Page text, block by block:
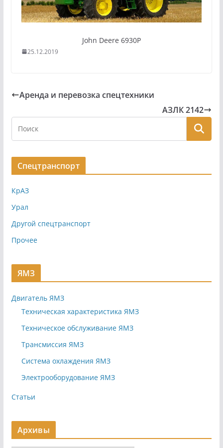
John Deere 6930P
25.12.2019
Аренда и перевозка спецтехники
АЗЛК 2142
Спецтранспорт
КрАЗ
Урал
Другой спецтранспорт
Прочее
ЯМЗ
Двигатель ЯМЗ
Техническая характеристика ЯМЗ
Техническое обслуживание ЯМЗ
Трансмиссия ЯМЗ
Система охлаждения ЯМЗ
Электрооборудование ЯМЗ
Статьи
Архивы